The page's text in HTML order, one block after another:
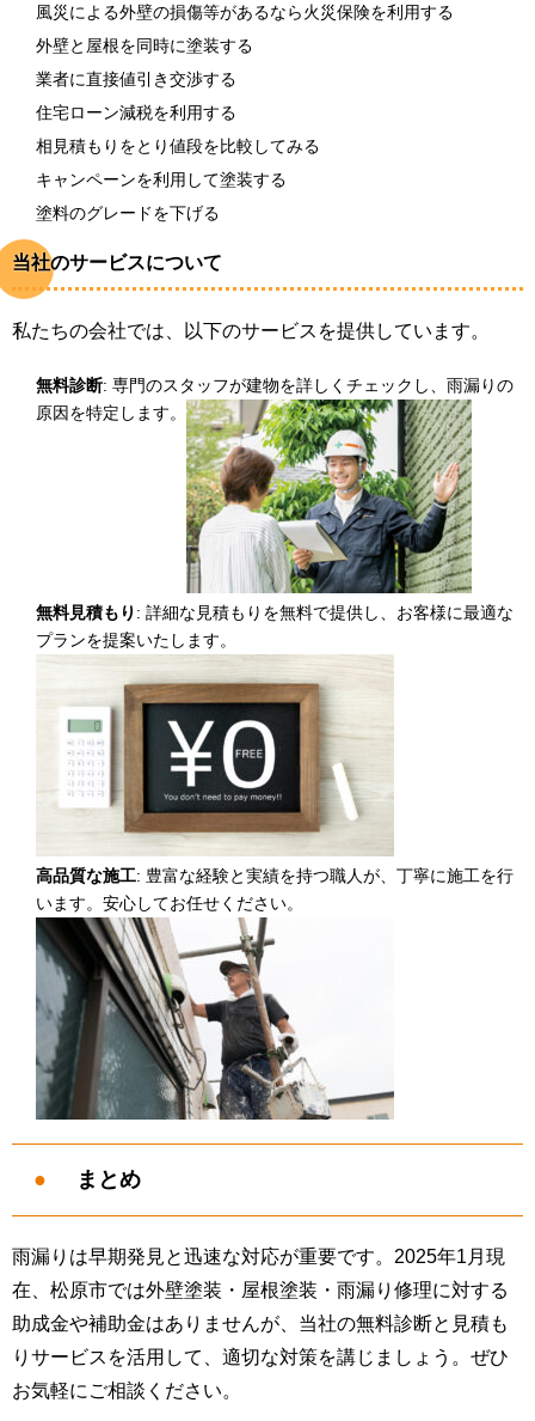
風災による外壁の損傷等があるなら火災保険を利用する
外壁と屋根を同時に塗装する
業者に直接値引き交渉する
住宅ローン減税を利用する
相見積もりをとり値段を比較してみる
キャンペーンを利用して塗装する
塗料のグレードを下げる
当社のサービスについて
私たちの会社では、以下のサービスを提供しています。
無料診断: 専門のスタッフが建物を詳しくチェックし、雨漏りの
原因を特定します。
無料見積もり : 詳細な見積もりを無料で提供し、お客様に最適な
プランを提案いたします。
高品質な施工: 豊富な経験と実績を持つ職人が、丁寧に施工を行
います。安心してお任せください。
まとめ
雨漏りは早期発見と迅速な対応が重要です。2025年1月現
在、松原市では外壁塗装・屋根塗装・雨漏り修理に対する
助成金や補助金はありませんが、当社の無料診断と見積も
りサービスを活用して、適切な対策を講じましょう。ぜひ
お気軽にご相談ください。